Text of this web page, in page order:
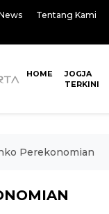
Tentang Kami
HOME
JOGJA
TERKINI
Perekonomian